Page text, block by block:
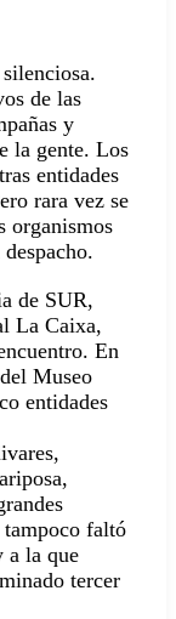
de las
y
la gente. Los
entidades
rara vez se
organismos
de SUR,
La Caixa,
En
Museo
entidades
tampoco faltó
a la que
tercer